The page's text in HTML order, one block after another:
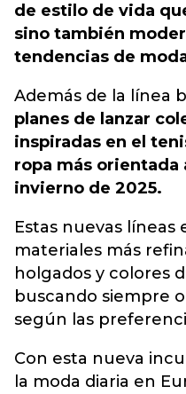
de estilo de vida
sino también
tendencias de
Además de la línea
planes de lanzar
inspiradas en el
ropa más orientada
invierno de 2025.
Estas nuevas líneas
materiales más
holgados y colores
buscando siempre
según las
Con esta nueva
la moda diaria en